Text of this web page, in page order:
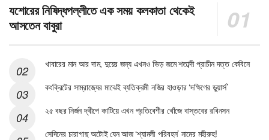
যশোরের নিষিদ্ধপল্লীতে এক সময় কলকাতা থেকেই
আসতেন বাবুরা
খাবারের মান আর দাম, দুয়ের জন্য এখনও ভিড় জমে শতাব্দী প্রাচীন দত্ত কেবিনে
কংক্রিটের সাম্রাজ্যের মাঝেই ব্যতিক্রমী নজির হাওড়ার ‘দক্ষিণের ডুয়ার্স’
২৫ বছর নির্জন দ্বীপে কাটিয়ে এখন প্রতিবেশীর খোঁজে বাস্তবের রবিনসন
সেদিনের চারাগাছ অটোই যেন আজ ‘শ্যামলী পরিবহন’ নামের মহীরুহ!